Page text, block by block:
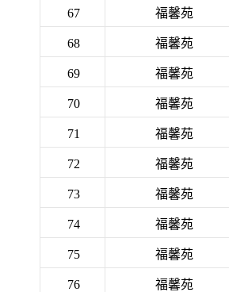
67 福馨苑
68 福馨苑
69 福馨苑
70 福馨苑
71 福馨苑
72 福馨苑
73 福馨苑
74 福馨苑
75 福馨苑
76 福馨苑